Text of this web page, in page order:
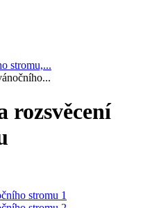
stromu,...
rozsvěcení